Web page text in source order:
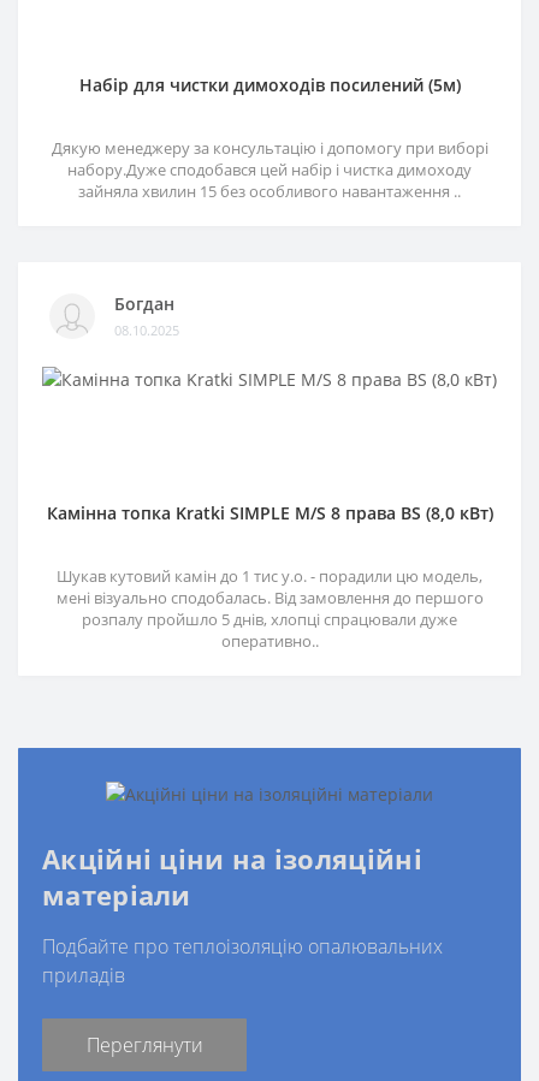
Набір для чистки димоходів посилений (5м)
Дякую менеджеру за консультацію і допомогу при виборі
набору.Дуже сподобався цей набір і чистка димоходу
зайняла хвилин 15 без особливого навантаження ..
Богдан
08.10.2025
Камінна топка Kratki SIMPLE M/S 8 права BS (8,0 кВт)
Шукав кутовий камін до 1 тис у.о. - порадили цю модель,
мені візуально сподобалась. Від замовлення до першого
розпалу пройшло 5 днів, хлопці спрацювали дуже
оперативно..
Акційні ціни на ізоляційні
матеріали
Подбайте про теплоізоляцію опалювальних
приладів
Переглянути